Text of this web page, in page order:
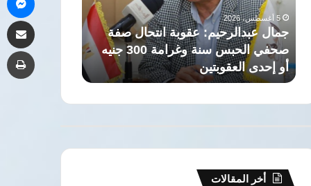
لرئيس
الوفد5 أغسطس، 2026
تعيين الإعلامي محمد شردي مساعدًا
أول لرئيس الوفد
الأوضاع
مصر:
لتفجير
أخر المقالات